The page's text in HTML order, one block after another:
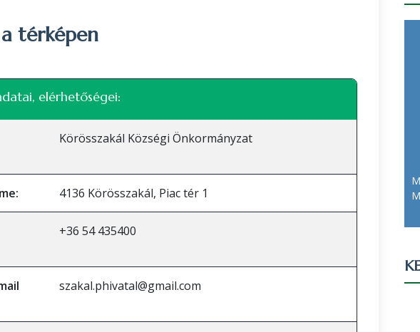
térképen
elérhetőségei:
Körösszakál Községi Önkormányzat
4136 Körösszakál, Piac tér 1
+36 54 435400
szakal.phivatal@gmail.com